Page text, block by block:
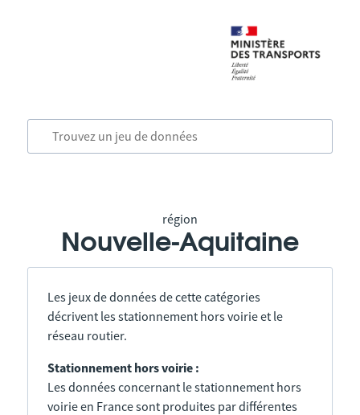
région
Nouvelle-Aquitaine
Les jeux de données de cette catégories
décrivent les stationnement hors voirie et le
réseau routier.
Stationnement hors voirie :
Les données concernant le stationnement hors
voirie en France sont produites par différentes